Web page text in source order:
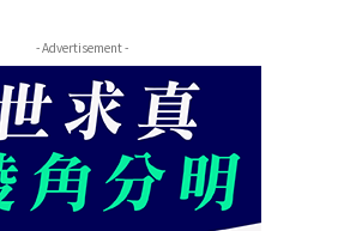
- Advertisement -